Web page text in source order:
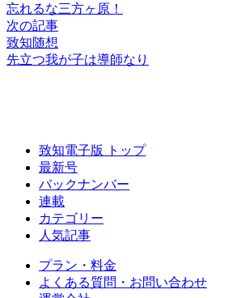
忘れるな三方ヶ原！
次の記事
致知随想
先立つ我が子は導師なり
致知電子版 トップ
最新号
バックナンバー
連載
カテゴリー
人気記事
プラン・料金
よくある質問・お問い合わせ